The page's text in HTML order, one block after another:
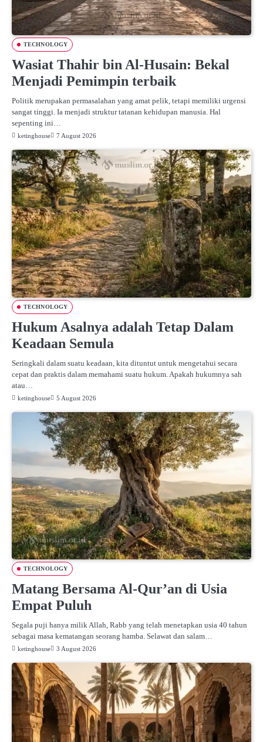
TECHNOLOGY
Wasiat Thahir bin Al-Husain: Bekal
Menjadi Pemimpin terbaik
Politik merupakan permasalahan yang amat pelik, tetapi memiliki urgensi
sangat tinggi. Ia menjadi struktur tatanan kehidupan manusia. Hal
sepenting ini…
ketinghouse 7 August 2026
TECHNOLOGY
Hukum Asalnya adalah Tetap Dalam
Keadaan Semula
Seringkali dalam suatu keadaan, kita dituntut untuk mengetahui secara
cepat dan praktis dalam memahami suatu hukum. Apakah hukumnya sah
atau…
ketinghouse 5 August 2026
TECHNOLOGY
Matang Bersama Al-Qur’an di Usia
Empat Puluh
Segala puji hanya milik Allah, Rabb yang telah menetapkan usia 40 tahun
sebagai masa kematangan seorang hamba. Selawat dan salam…
ketinghouse 3 August 2026